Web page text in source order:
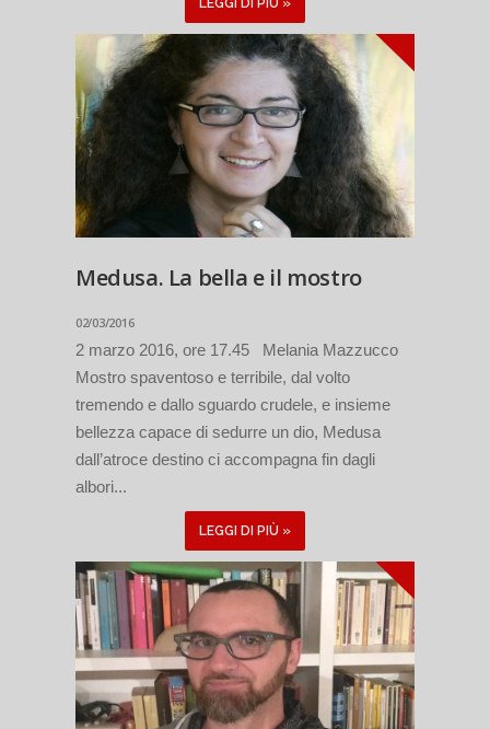
LEGGI DI PIÙ »
Medusa. La bella e il mostro
02/03/2016
2 marzo 2016, ore 17.45 Melania Mazzucco
Mostro spaventoso e terribile, dal volto
tremendo e dallo sguardo crudele, e insieme
bellezza capace di sedurre un dio, Medusa
dall’atroce destino ci accompagna fin dagli
albori...
LEGGI DI PIÙ »